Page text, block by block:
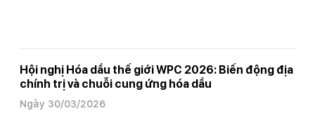
Hội nghị Hóa dầu thế giới WPC 2026: Biến động địa
chính trị và chuỗi cung ứng hóa dầu
Ngày 30/03/2026